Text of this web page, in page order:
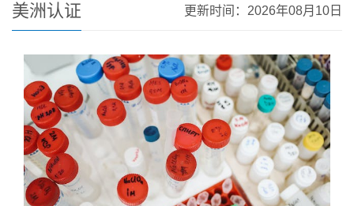
美洲认证 更新时间：2026年08月10日